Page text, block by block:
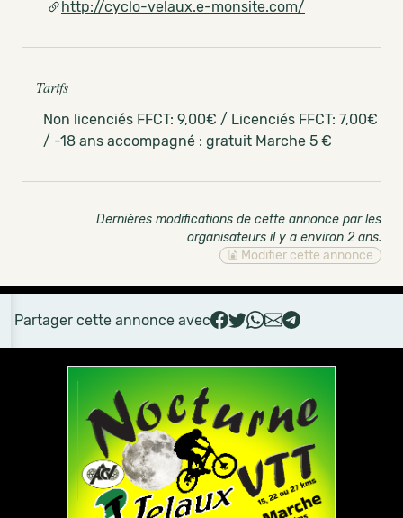
http://cyclo-velaux.e-monsite.com/
Tarifs
Non licenciés FFCT: 9,00€ / Licenciés FFCT: 7,00€
/ -18 ans accompagné : gratuit Marche 5 €
Dernières modifications de cette annonce par les
organisateurs il y a environ 2 ans.
Modifier cette annonce
Partager cette annonce avec